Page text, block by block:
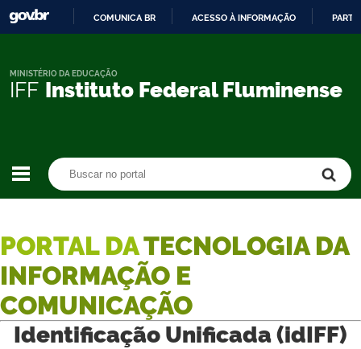
CONTEÚDO
COMUNICA BR ACESSO À INFORMAÇÃO
IFF Instituto Federal Fluminense
MINISTÉRIO DA EDUCAÇÃO
PORTAL DATECNOLOGIA DA
INFORMAÇÃO E
COMUNICAÇÃO
Identificação Unificada (idIFF)